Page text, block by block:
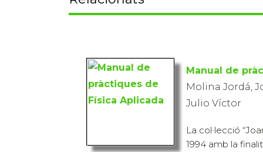
Manual de
Molina Jordá,
Julio Víctor
La col·lecció
1994 amb la